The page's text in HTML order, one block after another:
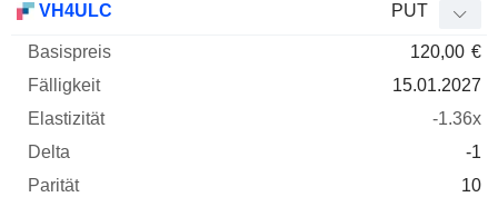
VH4ULC PUT
120,00 €
15.01.2027
-1.36x
-1
10